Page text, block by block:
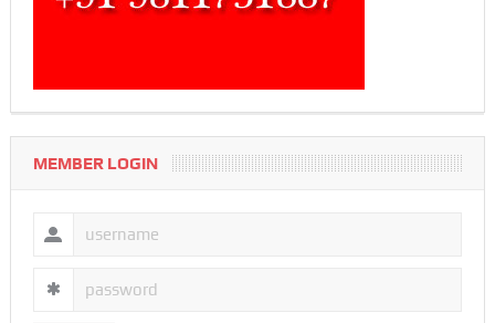
MEMBER LOGIN